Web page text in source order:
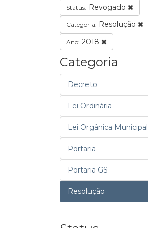
Status: Revogado
Categoria: Resolução
Ano: 2018
Categoria
Decreto
Lei Ordinária
Lei Orgânica Municipal
Portaria
Portaria GS
Resolução